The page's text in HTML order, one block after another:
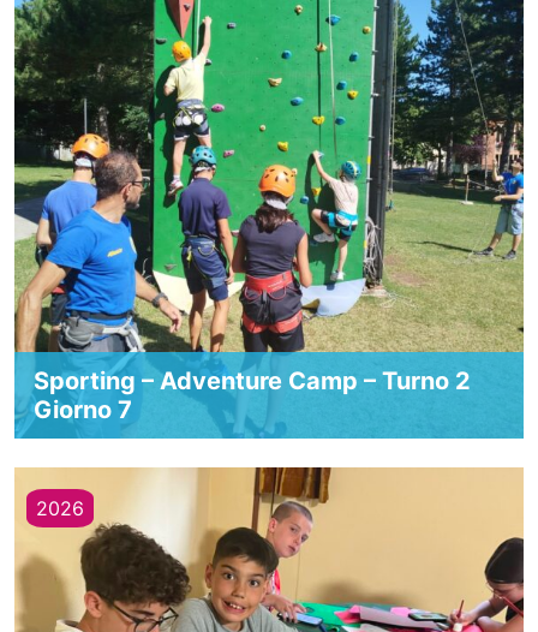
Sporting – Adventure Camp – Turno 2
Giorno 7
2026